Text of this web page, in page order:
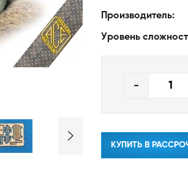
Производитель:
Уровень
-
КУПИТЬ В